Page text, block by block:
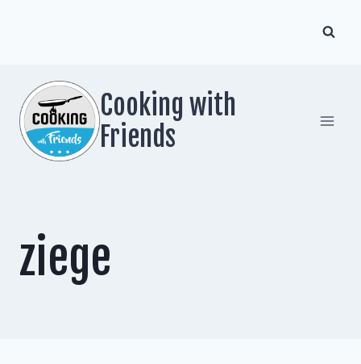
Cooking with
Friends
ziege